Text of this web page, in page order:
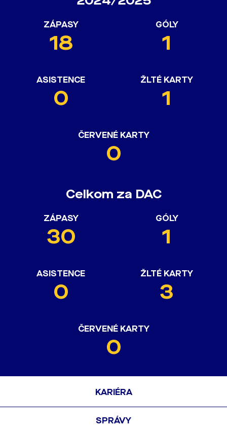
ZÁPASY
18
GÓLY
1
ASISTENCE
0
ŽLTÉ KARTY
1
ČERVENÉ KARTY
0
Celkom za DAC
ZÁPASY
30
GÓLY
1
ASISTENCE
0
ŽLTÉ KARTY
3
ČERVENÉ KARTY
0
KARIÉRA
SPRÁVY